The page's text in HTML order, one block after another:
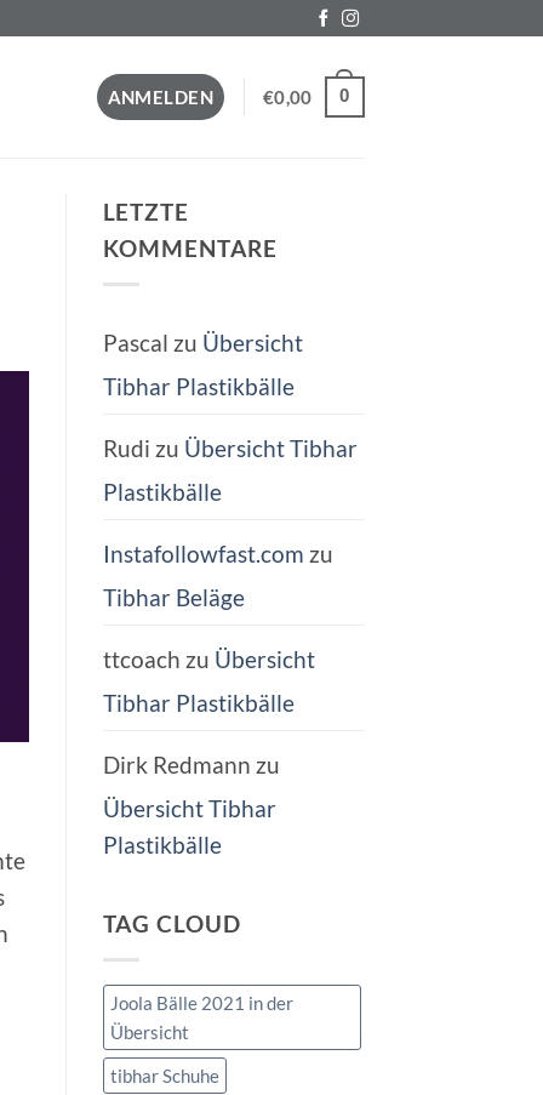
ANMELDEN €0,00 0
LETZTE
KOMMENTARE
Pascal zu Übersicht
Tibhar Plastikbälle
Rudi zu Übersicht Tibhar
Plastikbälle
Instafollowfast.com zu
Tibhar Beläge
ttcoach zu Übersicht
Tibhar Plastikbälle
Dirk Redmann zu
Übersicht Tibhar
Plastikbälle
TAG CLOUD
Joola Bälle 2021 in der
Übersicht
tibhar Schuhe